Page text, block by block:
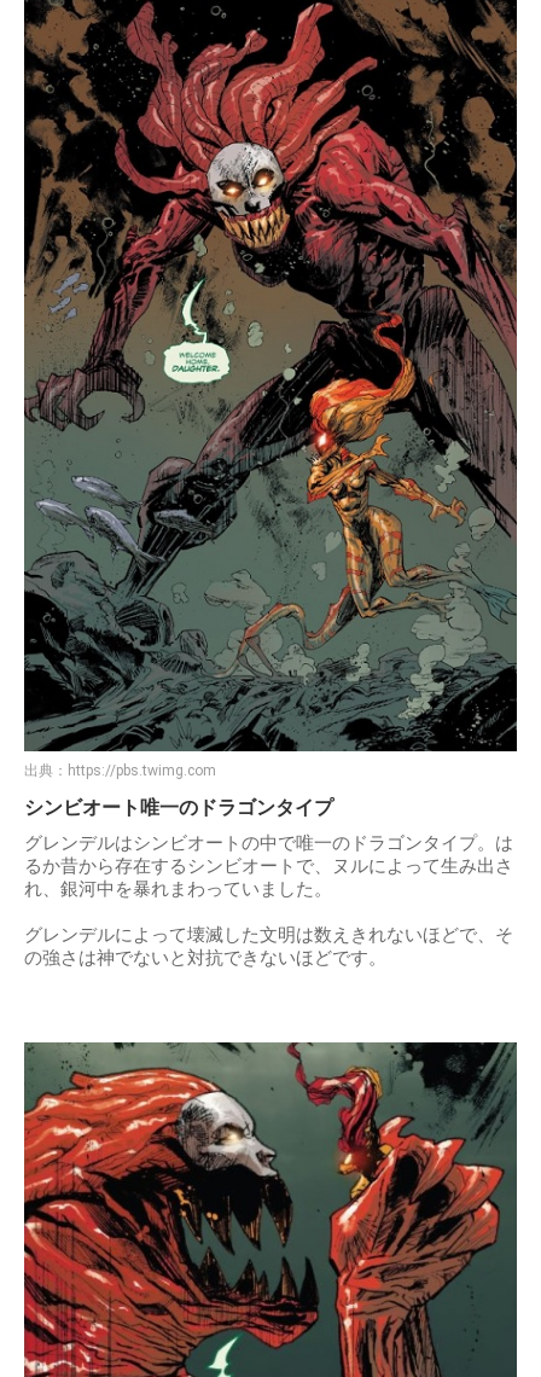
出典： https://pbs.twimg.com
シンビオート唯一のドラゴンタイプ
グレンデルはシンビオートの中で唯一のドラゴンタイプ。は
るか昔から存在するシンビオートで、ヌルによって生み出さ
れ、銀河中を暴れまわっていました。
グレンデルによって壊滅した文明は数えきれないほどで、そ
の強さは神でないと対抗できないほどです。